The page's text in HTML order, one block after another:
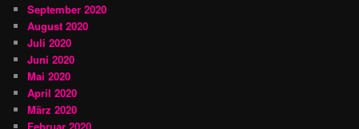
September 2020
August 2020
Juli 2020
Juni 2020
Mai 2020
April 2020
März 2020